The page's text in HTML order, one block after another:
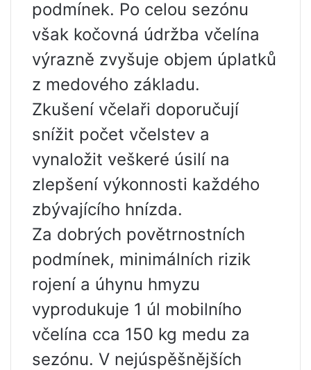
podmínek. Po celou sezónu
však kočovná údržba včelína
výrazně zvyšuje objem úplatků
z medového základu.
Zkušení včelaři doporučují
snížit počet včelstev a
vynaložit veškeré úsilí na
zlepšení výkonnosti každého
zbývajícího hnízda.
Za dobrých povětrnostních
podmínek, minimálních rizik
rojení a úhynu hmyzu
vyprodukuje 1 úl mobilního
včelína cca 150 kg medu za
sezónu. V nejúspěšnějších